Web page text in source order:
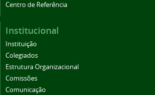
Centro de Referência
Institucional
Instituição
Colegiados
Estrutura Organizacional
Comissões
Comunicação